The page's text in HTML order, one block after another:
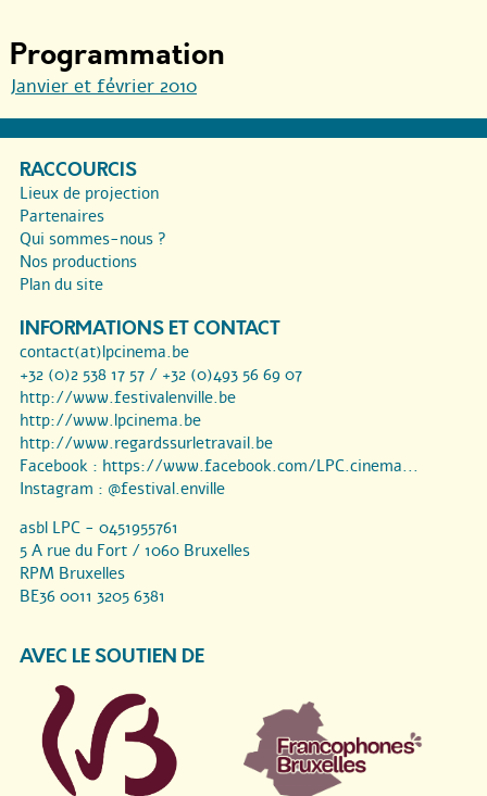
Programmation
Janvier et février 2010
RACCOURCIS
Lieux de projection
Partenaires
Qui sommes-nous ?
Nos productions
Plan du site
INFORMATIONS ET CONTACT
contact(at)lpcinema.be
+32 (0)2 538 17 57 / +32 (0)493 56 69 07
http://www.festivalenville.be
http://www.lpcinema.be
http://www.regardssurletravail.be
Facebook : https://www.facebook.com/LPC.cinema...
Instagram : @festival.enville
asbl LPC - 0451955761
5 A rue du Fort / 1060 Bruxelles
RPM Bruxelles
BE36 0011 3205 6381
AVEC LE SOUTIEN DE